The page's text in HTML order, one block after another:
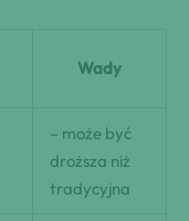
Wady
– może być
droższa niż
tradycyjna